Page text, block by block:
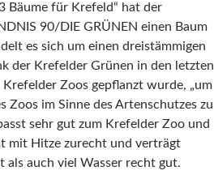
Bäume für Krefeld“ hat der
90/DIE GRÜNEN einen Baum
es sich um einen dreistämmigen
der Krefelder Grünen in den letzten
Zoos gepflanzt wurde, „um
Zoos im Sinne des Artenschutzes zu
sehr gut zum Krefelder Zoo und
mit Hitze zurecht und verträgt
als auch viel Wasser recht gut.